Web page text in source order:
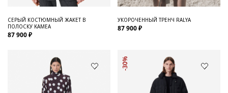
СЕРЫЙ КОСТЮМНЫЙ ЖАКЕТ В
ПОЛОСКУ KAMEA
87 900 ₽
УКОРОЧЕННЫЙ ТРЕНЧ RALYA
87 900 ₽
-30%